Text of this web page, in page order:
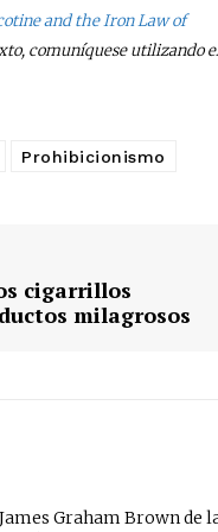
and the Iron Law of
comuníquese utilizando
Prohibicionismo
cigarrillos
milagrosos
Graham Brown de